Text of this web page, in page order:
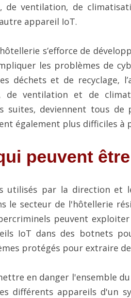
de ventilation, de
appareil IoT.
s’efforce de
les problèmes de
déchets et de recyclage,
de ventilation et de
suites, deviennent tous
également plus difficiles à
peuvent
utilisés par la direction et
le secteur de l'hôtellerie
peuvent
IoT dans des botnets
protégés pour extraire
en danger l'ensemble
différents appareils d'un